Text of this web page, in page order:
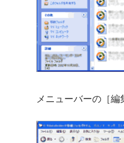
メニューバーの［編